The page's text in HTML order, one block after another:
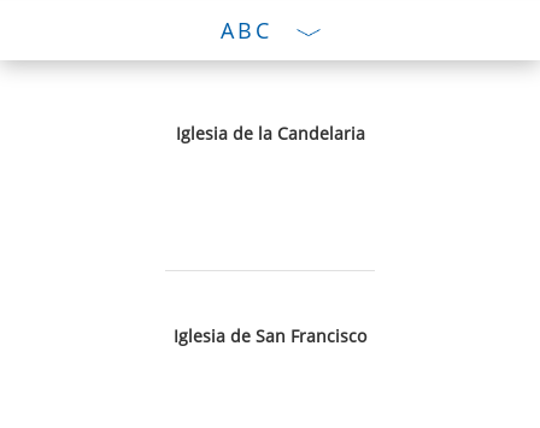
ABC
Iglesia de la Candelaria
Iglesia de San Francisco